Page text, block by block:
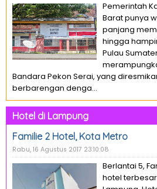
Pemerintah
Barat punya
panjang
hingga
Pulau
Bandara Pekon Serai, yang
berbarengan denga...
Hotel di Lampung
Familie 2 Hotel, Kota Metro
Rabu, 16 Agustus 2017 23:10:08
Berlantai 5,
hotel